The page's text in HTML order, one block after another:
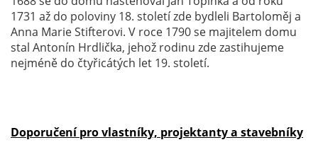
1731 až do poloviny 18. století zde bydleli Bartoloměj a
Anna Marie Stifterovi. V roce 1790 se majitelem domu
stal Antonín Hrdlička, jehož rodinu zde zastihujeme
nejméně do čtyřicátých let 19. století.
Doporučení pro vlastníky, projektanty a stavebníky